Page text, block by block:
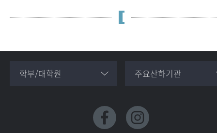
학부/대학원 주요산하기관